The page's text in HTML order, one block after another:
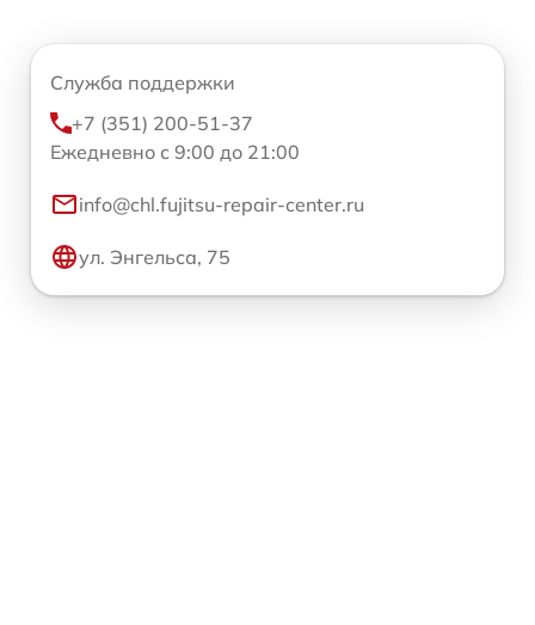
Служба поддержки
+7 (351) 200-51-37
Ежедневно с 9:00 до 21:00
info@chl.fujitsu-repair-center.ru
ул. Энгельса, 75